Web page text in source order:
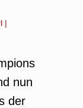
|
nun
der